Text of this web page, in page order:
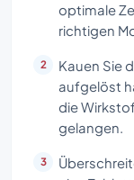
optimale
richtigen
Kauen Sie
aufgelöst
die
gelangen.